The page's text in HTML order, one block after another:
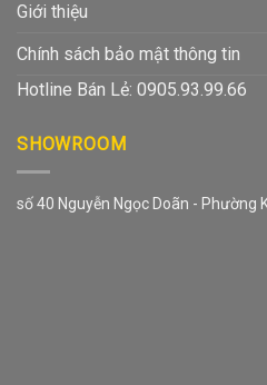
Giới thiệu
Chính sách bảo mật thông tin
Hotline Bán Lẻ: 0905.93.99.66
SHOWROOM
số 40 Nguyễn Ngọc Doãn - Phường